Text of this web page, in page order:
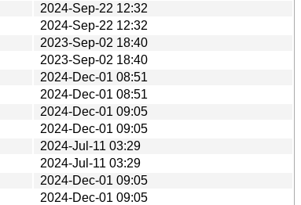
2024-Sep-22 12:32
2024-Sep-22 12:32
2023-Sep-02 18:40
2023-Sep-02 18:40
2024-Dec-01 08:51
2024-Dec-01 08:51
2024-Dec-01 09:05
2024-Dec-01 09:05
2024-Jul-11 03:29
2024-Jul-11 03:29
2024-Dec-01 09:05
2024-Dec-01 09:05